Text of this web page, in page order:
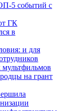
5 событий с
ГК
в
и для
на грант